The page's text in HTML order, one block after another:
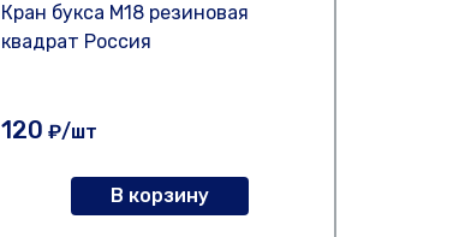
Кран букса М18 резиновая
квадрат Россия
120 ₽/шт
В корзину